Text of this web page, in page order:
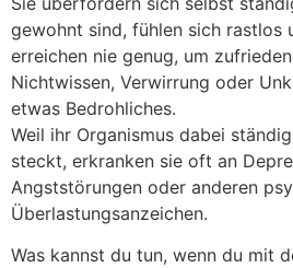
gewohnt sind, fühlen sich rastlos
erreichen nie genug, um
Nichtwissen, Verwirrung oder
etwas Bedrohliches.
Weil ihr Organismus dabei
steckt, erkranken sie oft an
Angststörungen oder anderen
Überlastungsanzeichen.
Was kannst du tun, wenn du mit